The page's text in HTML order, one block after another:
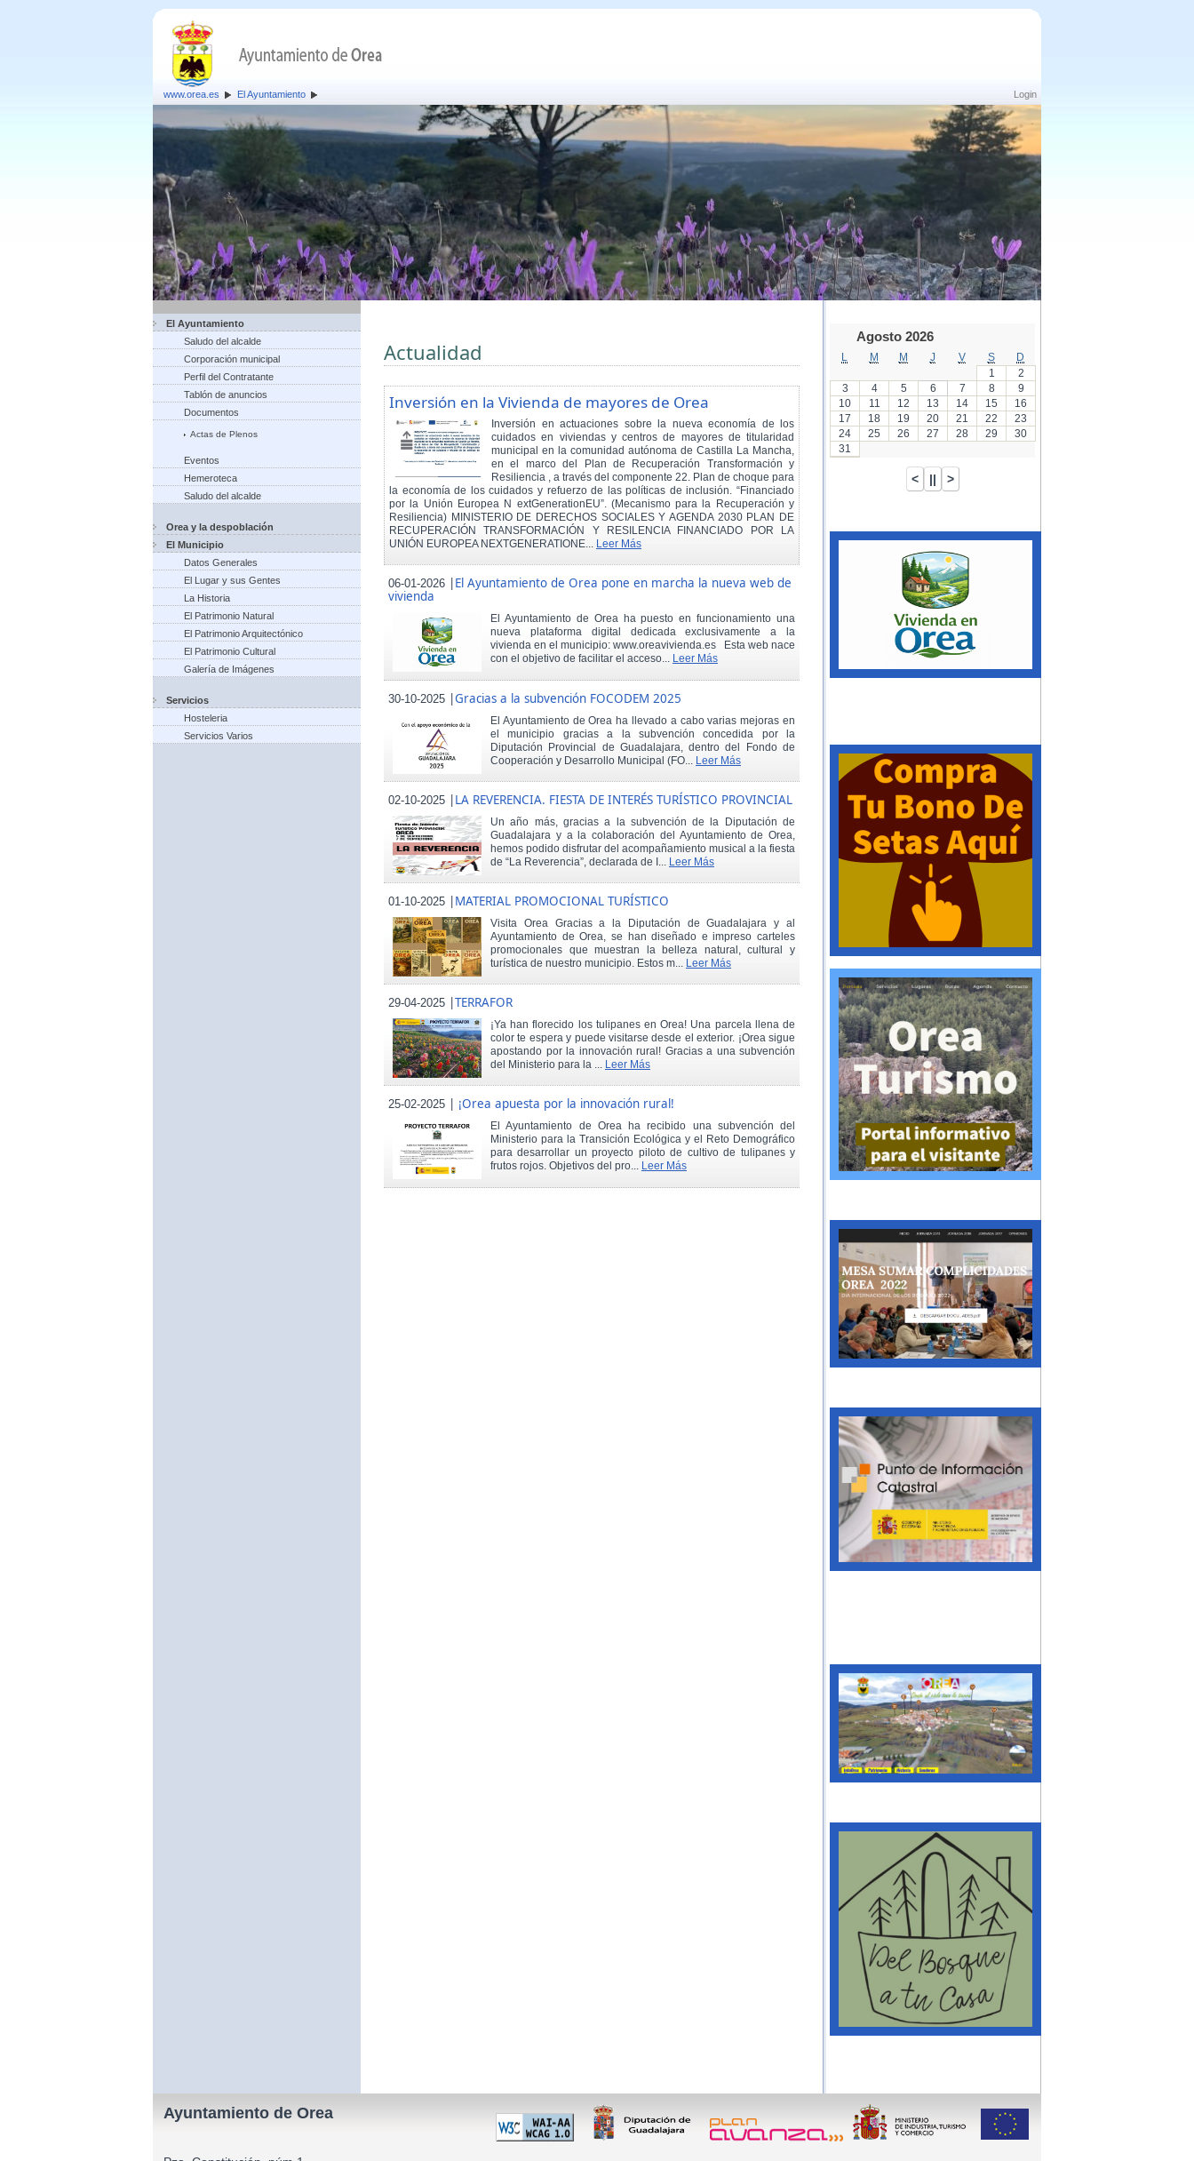
Login
www.orea.es El Ayuntamiento
El Ayuntamiento
Saludo del alcalde
Corporación municipal
Perfil del Contratante
Tablón de anuncios
Documentos
Actas de Plenos
Eventos
Hemeroteca
Saludo del alcalde
Orea y la despoblación
El Municipio
Datos Generales
El Lugar y sus Gentes
La Historia
El Patrimonio Natural
El Patrimonio Arquitectónico
El Patrimonio Cultural
Galería de Imágenes
Servicios
Hosteleria
Servicios Varios
Actualidad
Inversión en la Vivienda de mayores de Orea
Inversión en actuaciones sobre la nueva economía de los
cuidados en viviendas y centros de mayores de titularidad
municipal en la comunidad autónoma de Castilla La Mancha,
en el marco del Plan de Recuperación Transformación y
Resiliencia , a través del componente 22. Plan de choque para
la economía de los cuidados y refuerzo de las políticas de inclusión. “Financiado
por la Unión Europea N extGenerationEU”. (Mecanismo para la Recuperación y
Resiliencia) MINISTERIO DE DERECHOS SOCIALES Y AGENDA 2030 PLAN DE
RECUPERACIÓN TRANSFORMACIÓN Y RESILENCIA FINANCIADO POR LA
UNIÓN EUROPEA NEXTGENERATIONE... Leer Más
06-01-2026 |El Ayuntamiento de Orea pone en marcha la nueva web de
vivienda
El Ayuntamiento de Orea ha puesto en funcionamiento una
nueva plataforma digital dedicada exclusivamente a la
vivienda en el municipio: www.oreavivienda.es Esta web nace
con el objetivo de facilitar el acceso... Leer Más
30-10-2025 |Gracias a la subvención FOCODEM 2025
El Ayuntamiento de Orea ha llevado a cabo varias mejoras en
el municipio gracias a la subvención concedida por la
Diputación Provincial de Guadalajara, dentro del Fondo de
Cooperación y Desarrollo Municipal (FO... Leer Más
02-10-2025 |LA REVERENCIA. FIESTA DE INTERÉS TURÍSTICO PROVINCIAL
Un año más, gracias a la subvención de la Diputación de
Guadalajara y a la colaboración del Ayuntamiento de Orea,
hemos podido disfrutar del acompañamiento musical a la fiesta
de “La Reverencia”, declarada de I... Leer Más
01-10-2025 |MATERIAL PROMOCIONAL TURÍSTICO
Visita Orea Gracias a la Diputación de Guadalajara y al
Ayuntamiento de Orea, se han diseñado e impreso carteles
promocionales que muestran la belleza natural, cultural y
turística de nuestro municipio. Estos m... Leer Más
29-04-2025 |TERRAFOR
¡Ya han florecido los tulipanes en Orea! Una parcela llena de
color te espera y puede visitarse desde el exterior. ¡Orea sigue
apostando por la innovación rural! Gracias a una subvención
del Ministerio para la ... Leer Más
25-02-2025 ¡Orea apuesta por la innovación rural!
El Ayuntamiento de Orea ha recibido una subvención del
Ministerio para la Transición Ecológica y el Reto Demográfico
para desarrollar un proyecto piloto de cultivo de tulipanes y
frutos rojos. Objetivos del pro... Leer Más
Agosto 2026
M M J V S
D
1
2
3
4 5 6 7 8
9
10
11 12 13 14 15
16
17
18 19 20 21 22
23
24
25 26 27 28 29
30
31
Ayuntamiento de Orea